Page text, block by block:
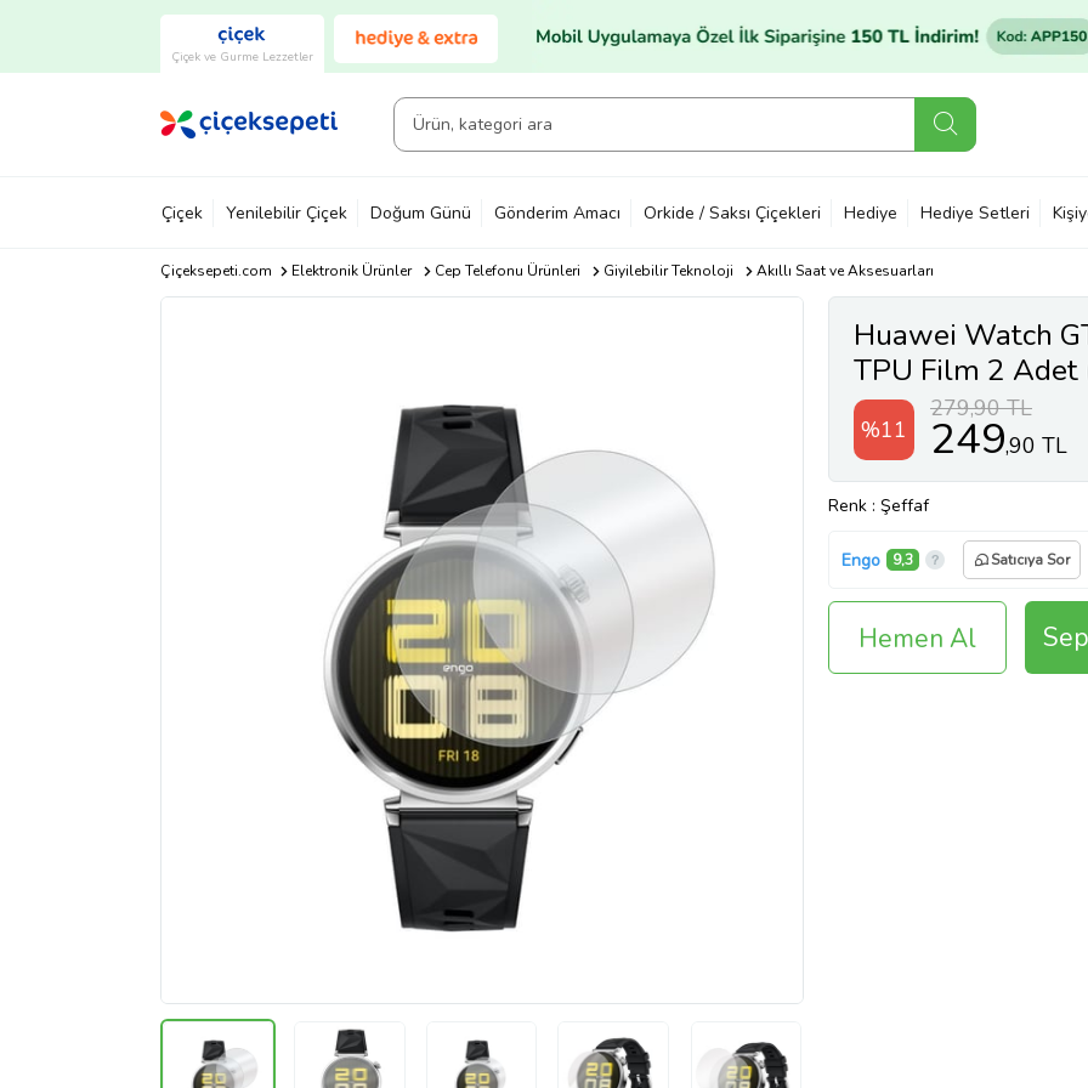
Çiçek ve Gurme Lezzetler
Çiçek Yenilebilir Çiçek Doğum Günü Gönderim Amacı Orkide / Saksı Çiçekleri Hediye Hediye Setleri
Çiçeksepeti.com Elektronik Ürünler Cep Telefonu Ürünleri Giyilebilir Teknoloji Akıllı Saat ve Aksesuarları
Huawei Watch
TPU Film 2 Adet
%11
279,90 TL
249,90 TL
Renk : Şeffaf
Engo 9,3 Satıcıya Sor
Hemen Al